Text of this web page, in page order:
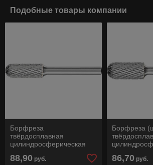
Подобные товары компании
Борфреза
твёрдосплавная
цилиндросферическая
форма С WRC 1025/6 Z3
PLUS Pferd
88,90 руб.
Борфреза
(форма С),
Z3 PLUS,
86,70 руб.